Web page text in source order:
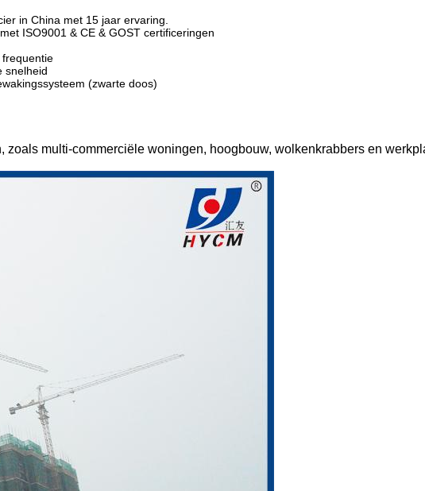
in China met 15 jaar ervaring.
ISO9001 & CE & GOST certificeringen
snelheid
(zwarte doos)
zoals multi-commerciële woningen, hoogbouw, wolkenkrabbers en